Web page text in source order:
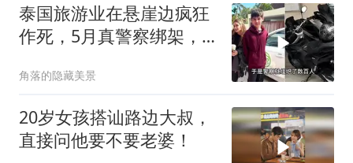
泰国旅游业在悬崖边疯狂
作死，5月真警察绑架，7
角落的隐藏美景
20岁女孩搭讪路边大叔，
直接问他要不要老婆！